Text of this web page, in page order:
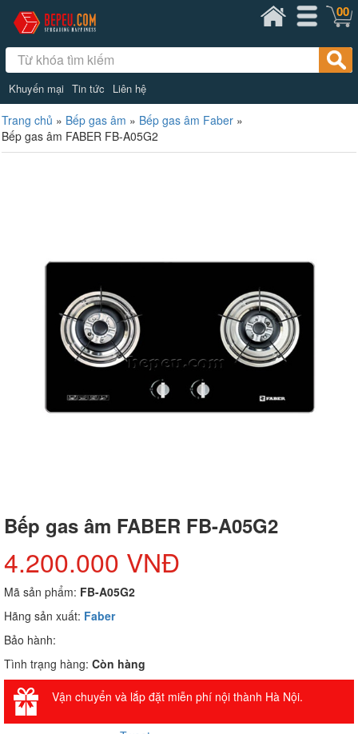
Khuyến mại Tin tức Liên hệ
00
Trang chủ » Bếp gas âm » Bếp gas âm Faber »
Bếp gas âm FABER FB-A05G2
Bếp gas âm FABER FB-A05G2
4.200.000 VNĐ
Mã sản phẩm: FB-A05G2
Hãng sản xuất: Faber
Bảo hành:
Tình trạng hàng: Còn hàng
Vận chuyển và lắp đặt miễn phí nội thành Hà Nội.